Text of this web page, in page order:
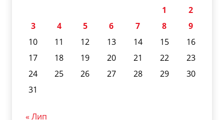
1
2
3
4 5 6 7 8
9
10
11 12 13 14 15
16
17
18 19 20 21 22
23
24
25 26 27 28 29
30
31
« Лип